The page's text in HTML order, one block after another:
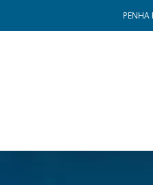
PENHA